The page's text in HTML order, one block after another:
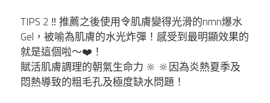
Glam
magic lab
Vella
TIPS 2 ‼️ 推薦之後使用令肌膚變得光滑的nmn爆水
Gel，被喻為肌膚的水光炸彈！感受到最明顯效果的
就是這個啦～❤️！
賦活肌膚調理的朝氣生命力 🔆 🔆因為炎熱夏季及
悶熱導致的粗毛孔及極度缺水問題！